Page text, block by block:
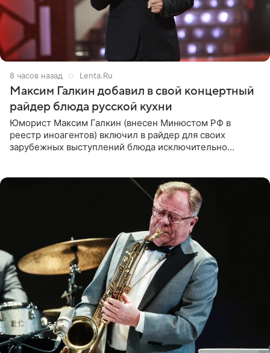
8 часов назад Lenta.Ru
Максим Галкин добавил в свой концертный
райдер блюда русской кухни
Юморист Максим Галкин (внесен Минюстом РФ в
реестр иноагентов) включил в райдер для своих
зарубежных выступлений блюда исключительно